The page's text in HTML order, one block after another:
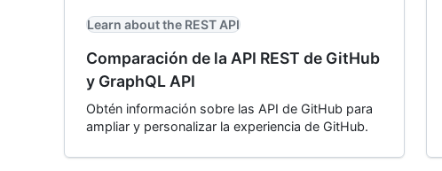
Learn about the REST API
Comparación de la API REST de GitHub
y GraphQL API
Obtén información sobre las API de GitHub para
ampliar y personalizar la experiencia de GitHub.